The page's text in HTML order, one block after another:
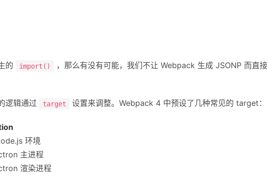
的 import() ，那么有没有可能，我们不让 Webpack 生成 JSONP 而直
逻辑通过 target 设置来调整。Webpack 4 中预设了几种常见的 target：
环境
主进程
渲染进程